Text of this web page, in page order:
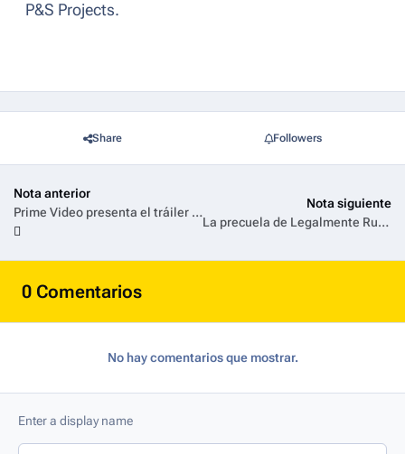
P&S Projects.
Share Followers
Nota anterior
Prime Video presenta el tráiler y arte oficial de la serie 56 Días, protagonizada por Dove Cameron, Avan Jogia y Karla Souza
Nota siguiente
La precuela de Legalmente Rubia, Elle, se estrenará el 1 de julio en Prime Video
0 Comentarios
No hay comentarios que mostrar.